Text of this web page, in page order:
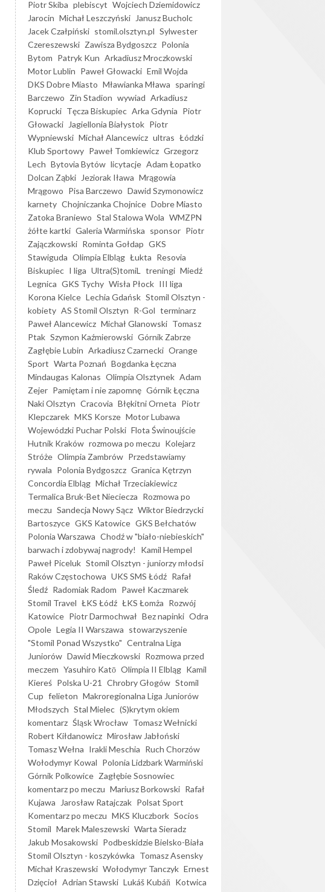
Piotr Skiba plebiscyt Wojciech Dziemidowicz
Jarocin Michał Leszczyński
Janusz Bucholc
Jacek Czałpiński stomil.olsztyn.pl Sylwester
Czereszewski Zawisza Bydgoszcz Polonia
Bytom Patryk Kun Arkadiusz Mroczkowski
Motor Lublin Paweł Głowacki Emil Wojda
DKS Dobre Miasto Mławianka Mława sparingi
Barczewo Zin Stadion wywiad Arkadiusz
Koprucki Tęcza Biskupiec Arka Gdynia Piotr
Głowacki
Jagiellonia Białystok Piotr
Wypniewski Michał Alancewicz ultras Łódzki
Klub Sportowy Paweł Tomkiewicz Grzegorz
Lech Bytovia Bytów licytacje Adam Łopatko
Dolcan Ząbki
Jeziorak Iława Mrągowia
Mrągowo Pisa Barczewo Dawid Szymonowicz
karnety Chojniczanka Chojnice Dobre Miasto
Zatoka Braniewo Stal Stalowa Wola WMZPN
żółte kartki Galeria Warmińska sponsor Piotr
Zajączkowski Rominta Gołdap GKS
Stawiguda Olimpia Elbląg Łukta Resovia
Biskupiec I liga Ultra(S)tomiL treningi Miedź
Legnica GKS Tychy Wisła Płock III liga
Korona Kielce Lechia Gdańsk Stomil Olsztyn -
kobiety AS Stomil Olsztyn R-Gol terminarz
Paweł Alancewicz Michał Glanowski Tomasz
Ptak Szymon Kaźmierowski Górnik Zabrze
Zagłębie Lubin Arkadiusz Czarnecki Orange
Sport Warta Poznań Bogdanka Łęczna
Mindaugas Kalonas Olimpia Olsztynek Adam
Zejer Pamiętam i nie zapomnę Górnik Łęczna
Naki Olsztyn Cracovia Błękitni Orneta Piotr
Klepczarek MKS Korsze Motor Lubawa
Wojewódzki Puchar Polski Flota Świnoujście
Hutnik Kraków rozmowa po meczu Kolejarz
Stróże Olimpia Zambrów Przedstawiamy
rywala Polonia Bydgoszcz Granica Kętrzyn
Concordia Elbląg Michał Trzeciakiewicz
Termalica Bruk-Bet Nieciecza Rozmowa po
meczu Sandecja Nowy Sącz Wiktor Biedrzycki
Bartoszyce GKS Katowice GKS Bełchatów
Polonia Warszawa Chodź w "biało-niebieskich"
barwach i zdobywaj nagrody!
Kamil Hempel
Paweł Piceluk Stomil Olsztyn - juniorzy młodsi
Raków Częstochowa UKS SMS Łódź Rafał
Śledź Radomiak Radom Paweł Kaczmarek
Stomil Travel ŁKS Łódź ŁKS Łomża Rozwój
Katowice Piotr Darmochwał Bez napinki Odra
Opole Legia II Warszawa stowarzyszenie
"Stomil Ponad Wszystko" Centralna Liga
Juniorów Dawid Mieczkowski Rozmowa przed
meczem Yasuhiro Katō Olimpia II Elbląg Kamil
Kiereś Polska U-21 Chrobry Głogów Stomil
Cup felieton Makroregionalna Liga Juniorów
Młodszych Stal Mielec (S)krytym okiem
komentarz Śląsk Wrocław Tomasz Wełnicki
Robert Kiłdanowicz Mirosław Jabłoński
Tomasz Wełna Irakli Meschia Ruch Chorzów
Wołodymyr Kowal Polonia Lidzbark Warmiński
Górnik Polkowice Zagłębie Sosnowiec
komentarz po meczu Mariusz Borkowski Rafał
Kujawa
Jarosław Ratajczak Polsat Sport
Komentarz po meczu MKS Kluczbork Socios
Stomil Marek Maleszewski Warta Sieradz
Jakub Mosakowski Podbeskidzie Bielsko-Biała
Stomil Olsztyn - koszykówka Tomasz Asensky
Michał Kraszewski Wołodymyr Tanczyk Ernest
Dzięcioł Adrian Stawski Lukáš Kubáň Kotwica